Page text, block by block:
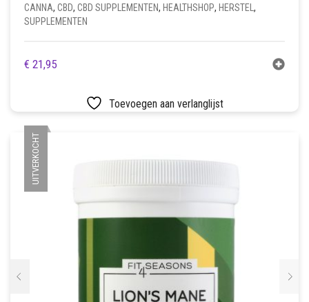
CANNA, CBD, CBD SUPPLEMENTEN, HEALTHSHOP, HERSTEL ,
SUPPLEMENTEN
€ 21,95
Toevoegen aan verlanglijst
UITVERKOCHT